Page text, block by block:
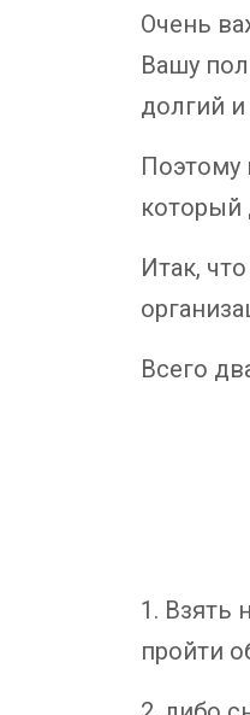
Очень
Вашу
долгий
Поэтому
который
Итак,
Всего
1. Взять
пройти